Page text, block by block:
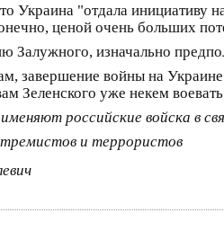
Украина "отдала инициативу
ценой очень больших
Залужного, изначально
завершение войны на
Зеленского уже некем
российские войска в
и террористов